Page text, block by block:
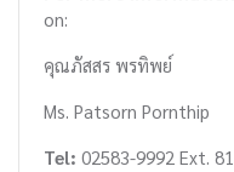
on:
คุณภัสสร พรทิพย์
Ms. Patsorn Pornthip
Tel: 02583-9992 Ext.